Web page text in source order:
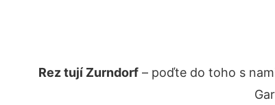
Rez tují Zurndorf– poďte do toho s